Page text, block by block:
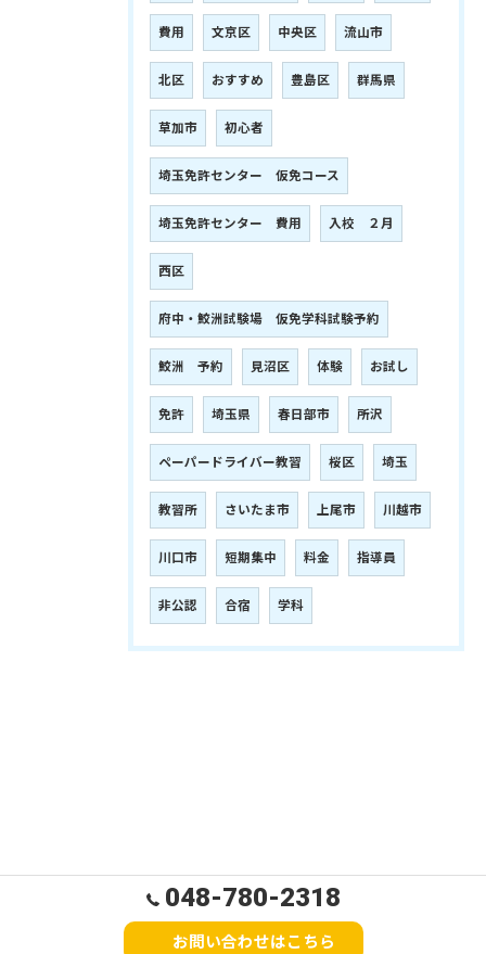
費用 文京区 中央区 流山市
北区 おすすめ 豊島区 群馬県
草加市 初心者
埼玉免許センター 仮免コース
埼玉免許センター 費用 入校 ２月
西区
府中・鮫洲試験場 仮免学科試験予約
鮫洲 予約 見沼区 体験 お試し
免許 埼玉県 春日部市 所沢
ペーパードライバー教習 桜区 埼玉
教習所 さいたま市 上尾市 川越市
川口市 短期集中 料金 指導員
非公認 合宿 学科
048-780-2318
お問い合わせはこちら